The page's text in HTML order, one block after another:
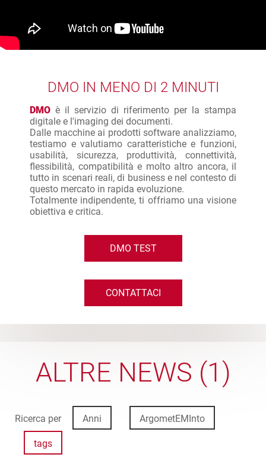
DMO IN MENO DI 2 MINUTI
DMO è il servizio di riferimento per la stampa
digitale e l'imaging dei documenti.
Dalle macchine ai prodotti software analizziamo,
testiamo e valutiamo caratteristiche e funzioni,
usabilità, sicurezza, produttività, connettività,
flessibilità, compatibilità e molto altro ancora, il
tutto in scenari reali, di business e nel contesto di
questo mercato in rapida evoluzione.
Totalmente indipendente, ti offriamo una visione
obiettiva e critica.
DMO TEST
CONTATTACI
ALTRE NEWS (1)
Ricerca per Anni ArgometEMInto
tags